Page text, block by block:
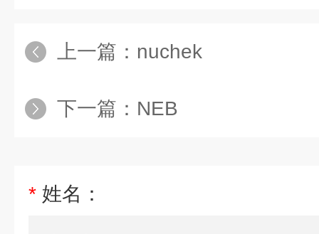
上一篇： nuchek
下一篇： NEB
* 姓名：